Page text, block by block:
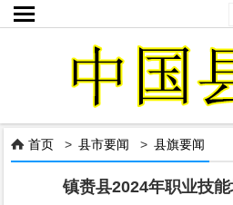

 首页 >县市要闻 >县旗要闻
镇赉县2024年职业技